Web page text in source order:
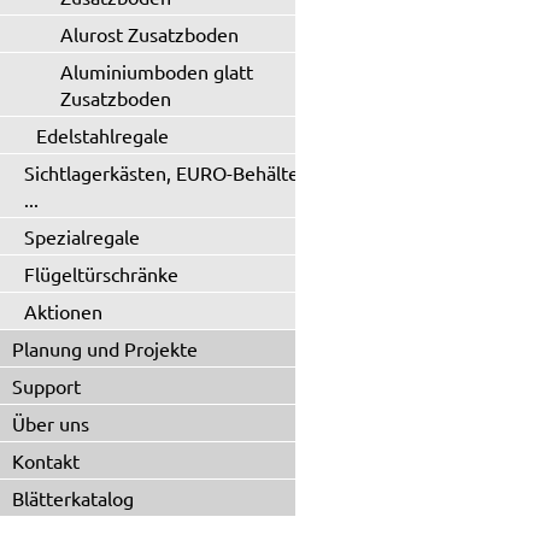
Alurost Zusatzboden
Aluminiumboden glatt
Zusatzboden
Edelstahlregale
Sichtlagerkästen, EURO-Behälter
...
Spezialregale
Flügeltürschränke
Aktionen
Planung und Projekte
Support
Über uns
Kontakt
Blätterkatalog